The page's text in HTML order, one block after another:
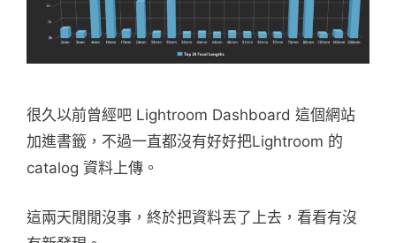
很久以前曾經吧 Lightroom Dashboard 這個網站
加進書籤，不過一直都沒有好好把Lightroom 的
catalog 資料上傳。
這兩天閒閒沒事，終於把資料丟了上去，看看有沒